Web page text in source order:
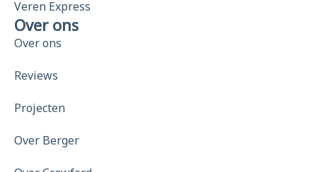
Veren Express
Over ons
Over ons
Reviews
Projecten
Over Berger